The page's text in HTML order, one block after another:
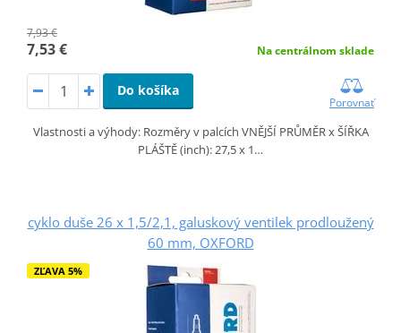
7,93 €
7,53 € Na centrálnom sklade
Do košíka
Porovnať
Vlastnosti a výhody: Rozměry v palcích VNĚJŠÍ PRŮMĚR x ŠÍŘKA
PLÁŠTĚ (inch): 27,5 x 1…
cyklo duše 26 x 1,5/2,1, galuskový ventilek prodloužený
60 mm, OXFORD
ZĽAVA 5%